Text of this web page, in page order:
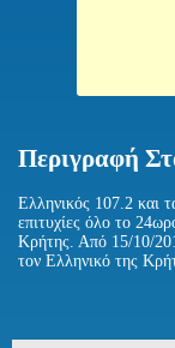
Περιγραφή
Ελληνικός 107.2 και
επιτυχίες όλο το
Κρήτης. Από 15/10/
τον Ελληνικό της